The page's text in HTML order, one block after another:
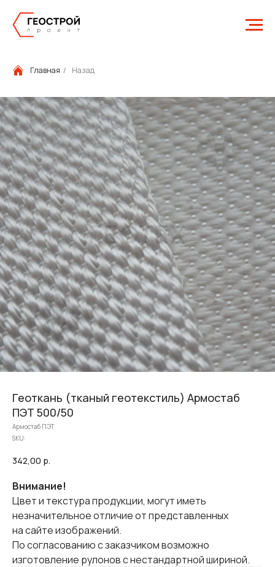
Главная / Назад
Геоткань (тканый геотекстиль) Армостаб
ПЭТ 500/50
Армостаб ПЭТ
SKU:
342,00 р.
Внимание!
Цвет и текстура продукции, могут иметь
незначительное отличие от представленных
на сайте изображений.
По согласованию с заказчиком возможно
изготовление рулонов с нестандартной шириной.